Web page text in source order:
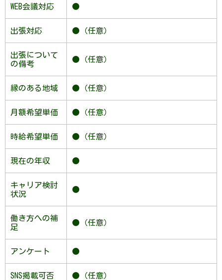
WEB会議対応 ●
出張対応 ●（任意）
出張について
の備考
●（任意）
縁のある地域 ●（任意）
月額希望単価 ●（任意）
時給希望単価 ●（任意）
現在の年収 ●
キャリア検討
状況
●
働き方への補
足
●（任意）
アンケート ●
SNS掲載可否 ●（任意）